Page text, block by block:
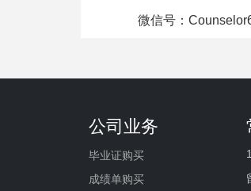
微信号：
公司业务
毕业证购买
成绩单购买